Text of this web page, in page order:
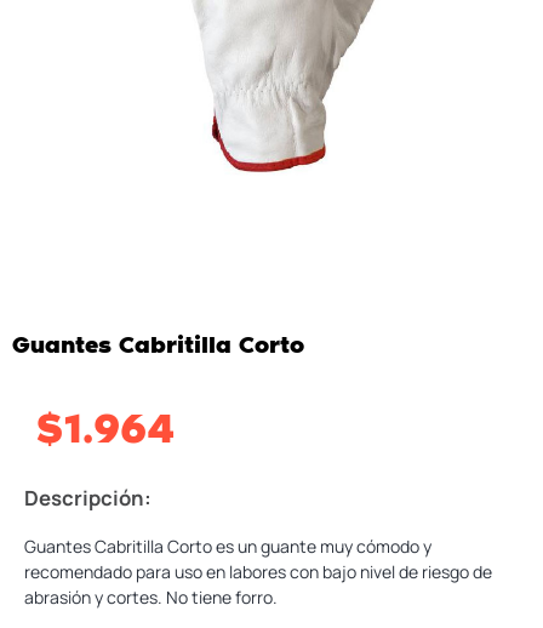
Guantes Cabritilla Corto
$1.964
Descripción:
Guantes Cabritilla Corto es un guante muy cómodo y
recomendado para uso en labores con bajo nivel de riesgo de
abrasión y cortes. No tiene forro.